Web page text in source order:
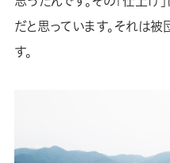
だと思っています。それは
す。